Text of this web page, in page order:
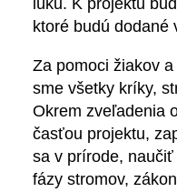
lúku. K projektu
ktoré budú dodané
Za pomoci žiakov
sme všetky kríky,
Okrem zveľadenia
časťou projektu,
sa v prírode,
fázy stromov,